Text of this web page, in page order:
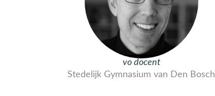
vo docent
Stedelijk Gymnasium van Den Bosch